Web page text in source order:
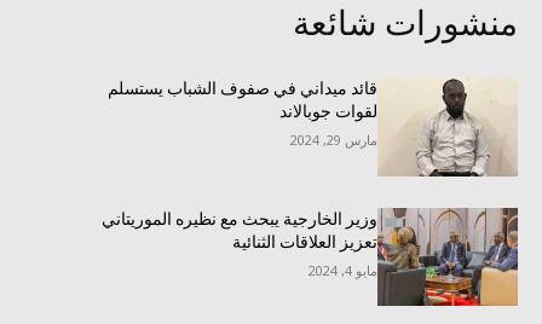
منشورات شائعة
قائد ميداني في صفوف الشباب يستسلم
لقوات جوبالاند
مارس 29, 2024
وزير الخارجية يبحث مع نظيره الموريتاني
تعزيز العلاقات الثنائية
مايو 4, 2024